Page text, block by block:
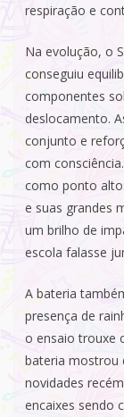
respiração e
Na evolução, o
conseguiu
componentes
deslocamento.
conjunto e
com
como ponto
e suas grandes
um brilho de
escola falasse
A bateria
presença de
o ensaio trouxe
bateria mostrou
novidades
encaixes sendo